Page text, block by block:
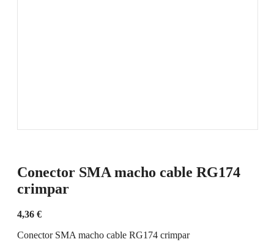
Conector SMA macho cable RG174
crimpar
4,36 €
Conector SMA macho cable RG174 crimpar